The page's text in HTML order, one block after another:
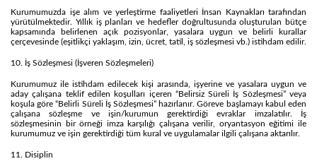
Kurumumuzda işe alım ve yerleştirme faaliyetleri İnsan Kaynakları tarafından
yürütülmektedir. Yıllık iş planları ve hedefler doğrultusunda oluşturulan bütçe
kapsamında belirlenen açık pozisyonlar, yasalara uygun ve belirli kurallar
çerçevesinde (eşitlikçi yaklaşım, izin, ücret, tatil, iş sözleşmesi vb.) istihdam edilir.
10. İş Sözleşmesi (İşveren Sözleşmeleri)
Kurumumuz ile istihdam edilecek kişi arasında, işyerine ve yasalara uygun ve
aday çalışana teklif edilen koşulları içeren “Belirsiz Süreli İş Sözleşmesi” veya
koşula göre “Belirli Süreli İş Sözleşmesi” hazırlanır. Göreve başlamayı kabul eden
çalışana sözleşme ve işin/kurumun gerektirdiği evraklar imzalatılır. İş
sözleşmesinin bir örneği imza karşılığı çalışana verilir, oryantasyon eğitimi ile
kurumumuz ve işin gerektirdiği tüm kural ve uygulamalar ilgili çalışana aktarılır.
11. Disiplin